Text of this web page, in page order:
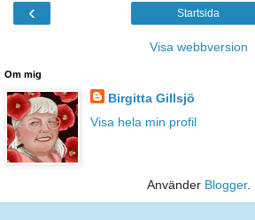
‹ Startsida
Visa webbversion
Om mig
Birgitta Gillsjö
Visa hela min profil
Använder Blogger.